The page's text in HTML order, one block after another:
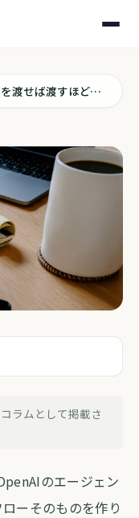
AIに仕事を渡せば渡すほど、自分が薄くなる気がする
自分が薄く
ラムとして掲載さ
のエージェン
ーそのものを作り